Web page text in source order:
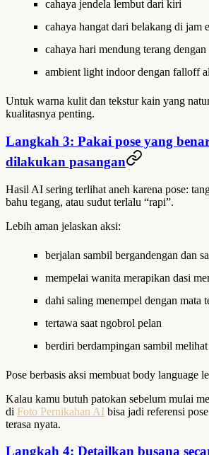
cahaya jendela lembut dari kiri
cahaya hangat dari belakang di jam
cahaya hari mendung terang
ambient light indoor dengan falloff
Untuk warna kulit dan tekstur kain yang
kualitasnya penting.
Langkah 3: Pakai pose yang
dilakukan pasangan
Hasil AI sering terlihat aneh karena pose:
bahu tegang, atau sudut terlalu “rapi”.
Lebih aman jelaskan aksi:
berjalan sambil bergandengan dan
mempelai wanita merapikan dasi
dahi saling menempel dengan mata
tertawa saat ngobrol pelan
berdiri berdampingan sambil
Pose berbasis aksi membuat body language
Kalau kamu butuh patokan sebelum mulai
di Foto Pernikahan AI bisa jadi referensi
terasa nyata.
Langkah 4: Detailkan busana